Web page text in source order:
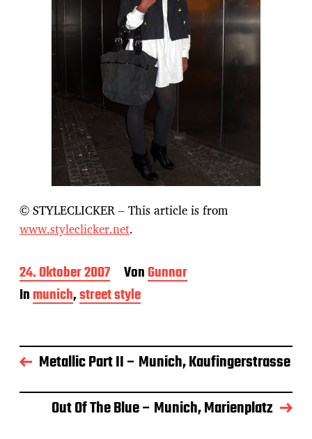
© STYLECLICKER – This article is from
www.styleclicker.net.
B
e
i
a
g
s
a
24. Oktober 2007 VonGunnar
Inmunich,street style
Metallic Part II – Munich, Kaufingerstrasse
Out Of The Blue – Munich, Marienplatz